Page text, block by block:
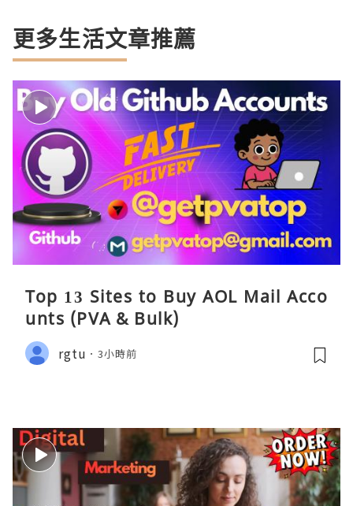
更多生活文章推薦
Top 13 Sites to Buy AOL Mail Acco
unts (PVA & Bulk)
rgtu 3小時前